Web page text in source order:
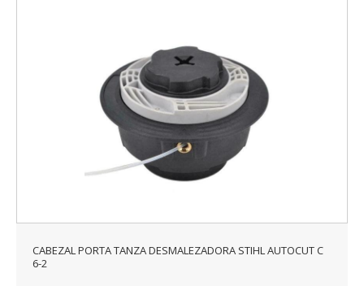
CABEZAL PORTA TANZA DESMALEZADORA STIHL AUTOCUT C
6-2